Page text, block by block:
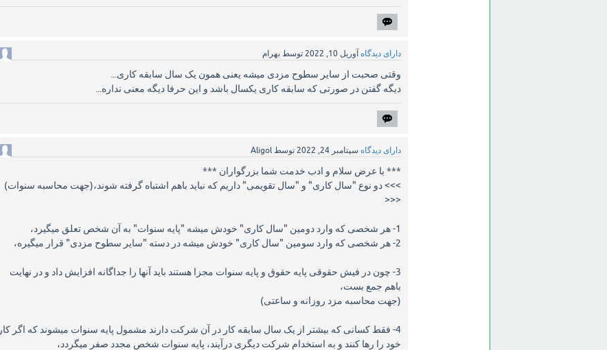
دارای دیدگاه آوریل 10, 2022 توسط بهرام
وقتی صحبت از سایر سطوح مزدی میشه یعنی همون یک سال سابقه کاری...
دیگه گفتن در صورتی که سابقه کاری یکسال باشد و این حرفا دیگه معنی نداره...
دارای دیدگاه سپتامبر 24, 2022 توسط Aligol
*** با عرض سلام و ادب خدمت شما بزرگواران ***
>>> دو نوع "سال کاری" و "سال تقویمی" داریم که نباید باهم اشتباه گرفته شوند،(جهت محاسبه سنوات)
<<<
1- هر شخصی که وارد دومین "سال کاری" خودش میشه "پایه سنوات" به آن شخص تعلق میگیرد،
2- هر شخصی که وارد سومین "سال کاری" خودش میشه در دسته "سایر سطوح مزدی" قرار میگیره،
3- چون در فیش حقوقی پایه حقوق و پایه سنوات مجزا هستند باید آنها را جداگانه افزایش داد و در نهایت
باهم جمع بست،
(جهت محاسبه مزد روزانه و ساعتی)
4- فقط کسانی که بیشتر از یک سال سابقه کار در آن شرکت دارند مشمول پایه سنوات میشوند که اگر کار
خود را رها کنند و به استخدام شرکت دیگری درآیند، پایه سنوات شخص مجدد صفر میگردد،